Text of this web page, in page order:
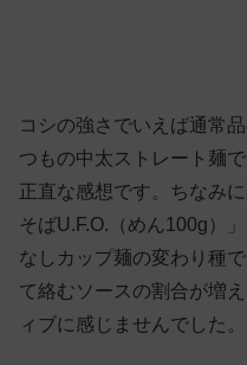
コシの強さでいえば通常
つもの中太ストレート麺
正直な感想です。ちなみ
そばU.F.O.（めん100g）
なしカップ麺の変わり種
て絡むソースの割合が増
ィブに感じませんでした。